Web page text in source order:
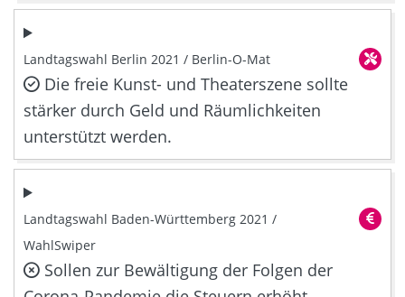
Landtagswahl Berlin 2021 / Berlin-O-Mat
Die freie Kunst- und Theaterszene sollte
stärker durch Geld und Räumlichkeiten
unterstützt werden.
Landtagswahl Baden-Württemberg 2021 /
WahlSwiper
Sollen zur Bewältigung der Folgen der